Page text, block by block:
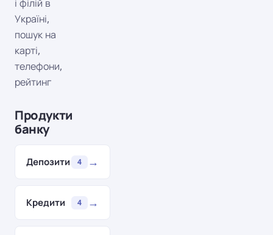
і філій в
Україні,
пошук на
карті,
телефони,
рейтинг
Продукти
банку
Депозити 4 →
Кредити 4 →